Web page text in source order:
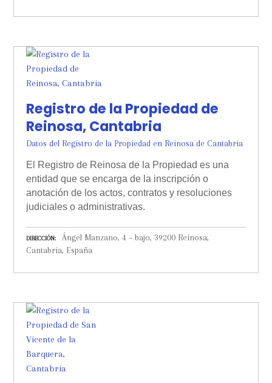
Registro de la Propiedad de
Reinosa, Cantabria
Datos del Registro de la Propiedad en Reinosa de Cantabria
El Registro de Reinosa de la Propiedad es una
entidad que se encarga de la inscripción o
anotación de los actos, contratos y resoluciones
judiciales o administrativas.
DIRECCIÓN
Ángel Manzano, 4 – bajo, 39200 Reinosa,
Cantabria, España